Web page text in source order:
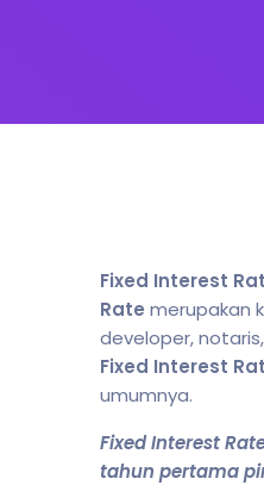
Fixed Interest
Rate merupakan
developer,
Fixed Interest
umumnya.
Fixed Interest
tahun pertama